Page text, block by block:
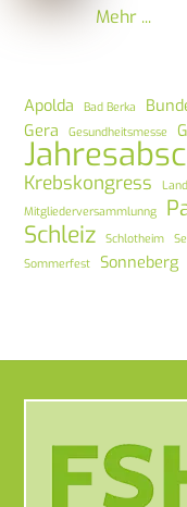
Mehr ...
Apolda Bad Berka
Gera Gesundheitsmesse
Krebskongress
Mitgliederversammlunng
Schleiz Schlotheim
Sommerfest Sonneberg